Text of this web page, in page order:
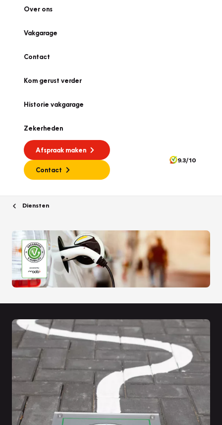
Over ons
Vakgarage
Contact
Kom gerust verder
Historie vakgarage
Zekerheden
Afspraak maken
Contact
9.3/10
Diensten